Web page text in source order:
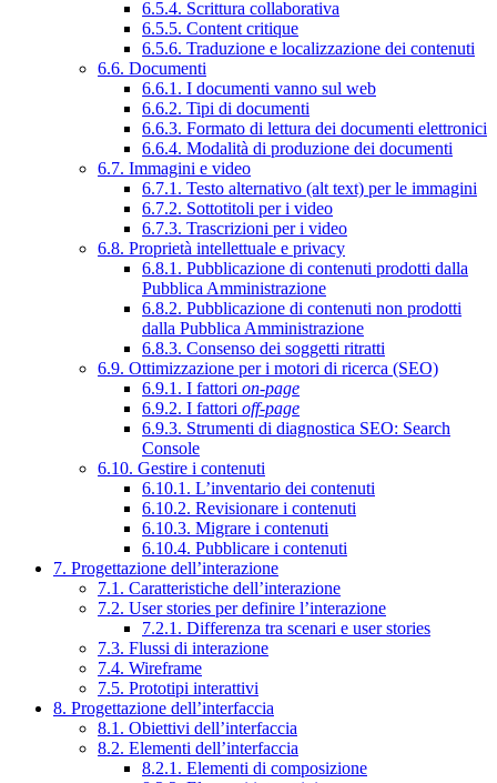
6.5.4. Scrittura collaborativa
6.5.5. Content critique
6.5.6. Traduzione e localizzazione dei contenuti
6.6. Documenti
6.6.1. I documenti vanno sul web
6.6.2. Tipi di documenti
6.6.3. Formato di lettura dei documenti elettronici
6.6.4. Modalità di produzione dei documenti
6.7. Immagini e video
6.7.1. Testo alternativo (alt text) per le immagini
6.7.2. Sottotitoli per i video
6.7.3. Trascrizioni per i video
6.8. Proprietà intellettuale e privacy
6.8.1. Pubblicazione di contenuti prodotti dalla
Pubblica Amministrazione
6.8.2. Pubblicazione di contenuti non prodotti
dalla Pubblica Amministrazione
6.8.3. Consenso dei soggetti ritratti
6.9. Ottimizzazione per i motori di ricerca (SEO)
6.9.1. I fattori on-page
6.9.2. I fattori off-page
6.9.3. Strumenti di diagnostica SEO: Search
Console
6.10. Gestire i contenuti
6.10.1. L’inventario dei contenuti
6.10.2. Revisionare i contenuti
6.10.3. Migrare i contenuti
6.10.4. Pubblicare i contenuti
7. Progettazione dell’interazione
7.1. Caratteristiche dell’interazione
7.2. User stories per definire l’interazione
7.2.1. Differenza tra scenari e user stories
7.3. Flussi di interazione
7.4. Wireframe
7.5. Prototipi interattivi
8. Progettazione dell’interfaccia
8.1. Obiettivi dell’interfaccia
8.2. Elementi dell’interfaccia
8.2.1. Elementi di composizione